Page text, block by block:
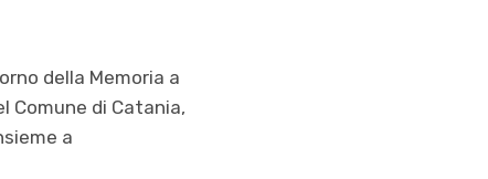
della Memoria a
Comune di Catania,
a